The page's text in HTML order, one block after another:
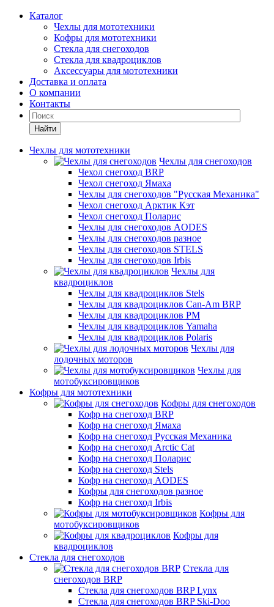
Каталог
Чехлы для мототехники
Кофры для мототехники
Стекла для снегоходов
Стекла для квадроциклов
Аксессуары для мототехники
Доставка и оплата
О компании
Контакты
Найти
Чехлы для мототехники
Чехлы для снегоходов
Чехол снегоход BRP
Чехол снегоход Ямаха
Чехлы для снегоходов "Русская Механика"
Чехол снегоход Арктик Кэт
Чехол снегоход Поларис
Чехлы для снегоходов AODES
Чехлы для снегоходов разное
Чехлы для снегоходов STELS
Чехлы для снегоходов Irbis
Чехлы для
квадроциклов
Чехлы для квадроциклов Stels
Чехлы для квадроциклов Can-Am BRP
Чехлы для квадроциклов РМ
Чехлы для квадроциклов Yamaha
Чехлы для квадроциклов Polaris
Чехлы для
лодочных моторов
Чехлы для
мотобуксировщиков
Кофры для мототехники
Кофры для снегоходов
Кофр на снегоход BRP
Кофр на снегоход Ямаха
Кофр на снегоход Русская Механика
Кофр на снегоход Arctic Cat
Кофр на снегоход Поларис
Кофр на снегоход Stels
Кофр на снегоход AODES
Кофры для снегоходов разное
Кофр на снегоход Irbis
Кофры для
мотобуксировщиков
Кофры для
квадроциклов
Стекла для снегоходов
Стекла для
снегоходов BRP
Стекла для снегоходов BRP Lynx
Стекла для снегоходов BRP Ski-Doo